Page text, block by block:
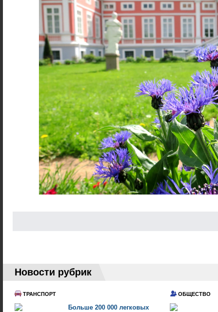
Новости рубрик
ТРАНСПОРТ
Больше 200 000 легковых
ОБЩЕСТВО